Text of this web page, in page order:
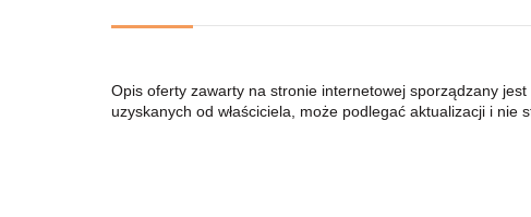
Opis oferty zawarty na stronie internetowej sporządzany
uzyskanych od właściciela, może podlegać aktualizacji i nie